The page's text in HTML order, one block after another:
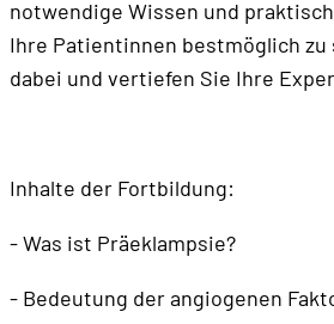
notwendige Wissen und
Ihre Patientinnen bestmöglich zu
dabei und vertiefen Sie Ihre
Inhalte der Fortbildung:
- Was ist Präeklampsie?
- Bedeutung der angiogenen